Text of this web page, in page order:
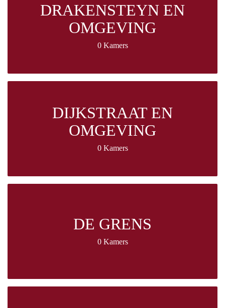
DRAKENSTEYN EN
OMGEVING
0 Kamers
DIJKSTRAAT EN
OMGEVING
0 Kamers
DE GRENS
0 Kamers